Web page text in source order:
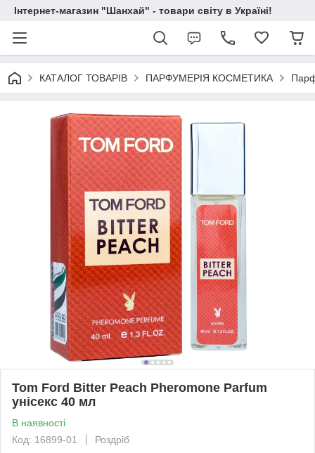
Інтернет-магазин "Шанхай" - товари світу в Україні!
КАТАЛОГ ТОВАРІВ ПАРФУМЕРІЯ КОСМЕТИКА
Tom Ford Bitter Peach Pheromone Parfum
унісекс 40 мл
В наявності
Код: 16899-01
Роздріб